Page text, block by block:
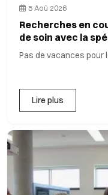
5 Aoû 2026
Recherches en
de soin avec la
Pas de vacances pour
Lire plus